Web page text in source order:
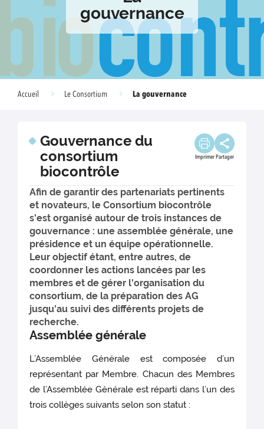
gouvernance
Accueil Le Consortium La gouvernance
Gouvernance du
consortium
biocontrôle
Imprimer Partager
Afin de garantir des partenariats pertinents
et novateurs, le Consortium biocontrôle
s'est organisé autour de trois instances de
gouvernance : une assemblée générale, une
présidence et un équipe opérationnelle.
Leur objectif étant, entre autres, de
coordonner les actions lancées par les
membres et de gérer l'organisation du
consortium, de la préparation des AG
jusqu'au suivi des différents projets de
recherche.
Assemblée générale
L’Assemblée Générale est composée d’un
représentant par Membre. Chacun des Membres
de l’Assemblée Générale est réparti dans l’un des
trois collèges suivants selon son statut :